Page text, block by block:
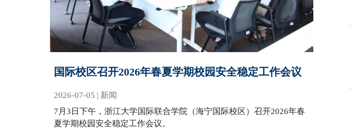
国际校区召开2026年春夏学期校园安全稳定工作会议
2026-07-05 | 新闻
7月3日下午，浙江大学国际联合学院（海宁国际校区）召开2026年春
夏学期校园安全稳定工作会议。